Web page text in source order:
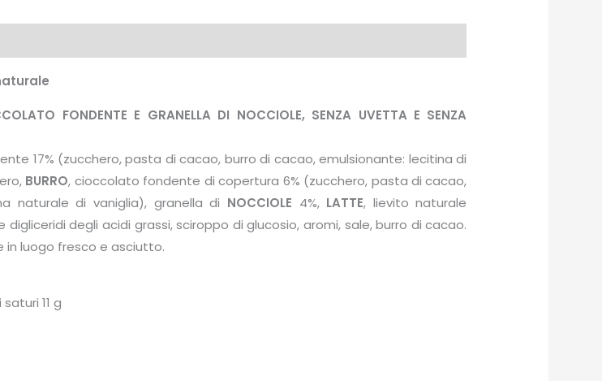
FONDENTE E GRANELLA DI NOCCIOLE, SENZA UVETTA E SENZA
17% (zucchero, pasta di cacao, burro di cacao, emulsionante: lecitina di
BURRO, cioccolato fondente di copertura 6% (zucchero, pasta di cacao,
naturale di vaniglia), granella di NOCCIOLE 4%, LATTE, lievito naturale
degli acidi grassi, sciroppo di glucosio, aromi, sale, burro di cacao.
in luogo fresco e asciutto.
11 g